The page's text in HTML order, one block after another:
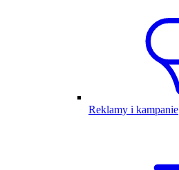
Reklamy i kampanie